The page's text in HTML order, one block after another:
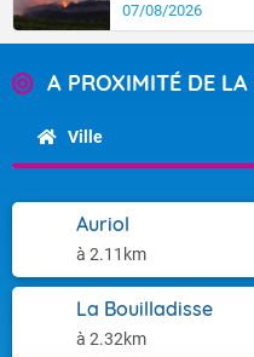
07/08/2026
A PROXIMITÉ DE
Ville
Auriol
à 2.11km
La Bouilladisse
à 2.32km